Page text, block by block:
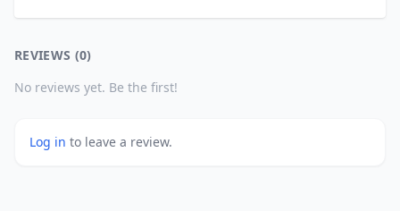
REVIEWS (0)
No reviews yet. Be the first!
Log in to leave a review.